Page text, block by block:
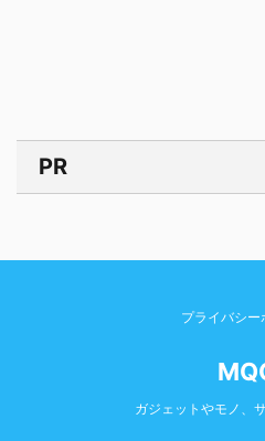
PR
プライバシー
ガジェットやモノ、